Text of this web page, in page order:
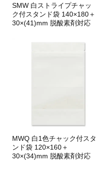
SMW 白ストライプチャッ
ク付スタンド袋 140×180＋
30×(41)mm 脱酸素剤対応
MWQ 白1色チャック付スタ
ンド袋 120×160＋
30×(34)mm 脱酸素剤対応